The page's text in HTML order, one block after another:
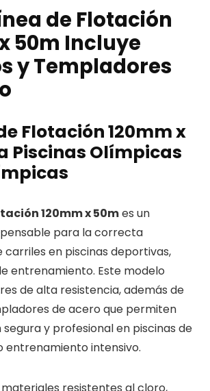
de Flotación
50m Incluye
y Templadores
Flotación 120mm x
Piscinas Olímpicas
120mm x 50mes un
para la correcta
carriles en piscinas deportivas,
entrenamiento. Este modelo
de alta resistencia, además de
de acero que permiten
y profesional en piscinas de
entrenamiento intensivo.